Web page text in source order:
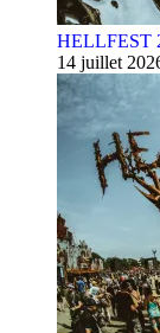
HELLFEST
14 juillet